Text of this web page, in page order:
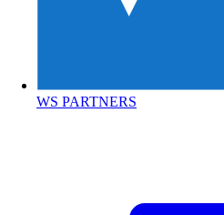
WS PARTNERS